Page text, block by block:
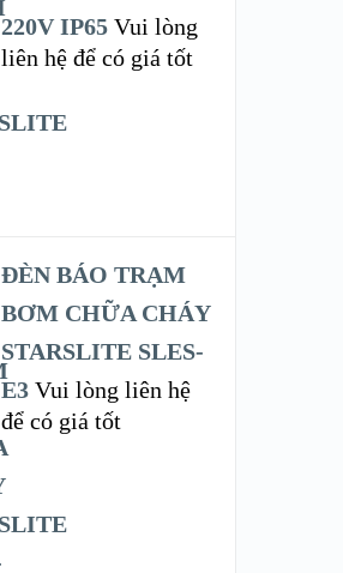
220V IP65 Vui lòng
liên hệ để có giá tốt
ĐÈN BÁO TRẠM
BƠM CHỮA CHÁY
STARSLITE SLES-
E3 Vui lòng liên hệ
để có giá tốt